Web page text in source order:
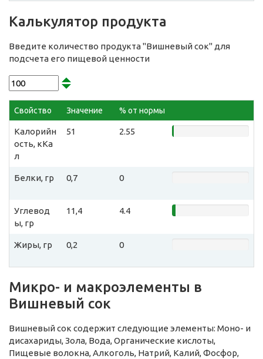
Калькулятор продукта
Введите количество продукта "Вишневый сок" для
подсчета его пищевой ценности
Свойство Значение % от нормы
Калорийн
ость, кКа
л
51 2.55
Белки, гр 0,7 0
Углевод
ы, гр
11,4 4.4
Жиры, гр 0,2 0
Микро- и макроэлементы в
Вишневый сок
Вишневый сок содержит следующие элементы: Моно- и
дисахариды, Зола, Вода, Органические кислоты,
Пищевые волокна, Алкоголь, Натрий, Калий, Фосфор,